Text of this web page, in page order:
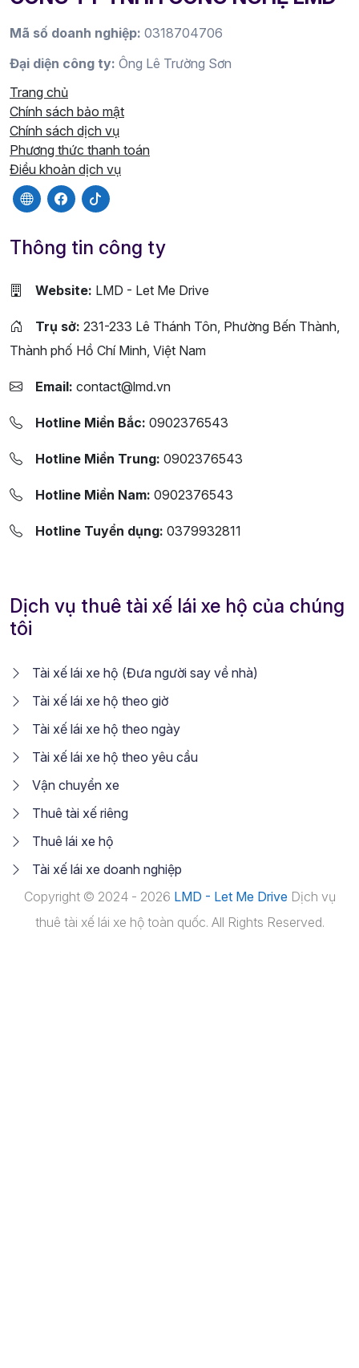
Mã số doanh nghiệp: 0318704706
Đại diện công ty: Ông Lê Trường Sơn
Trang chủ
Chính sách bảo mật
Chính sách dịch vụ
Phương thức thanh toán
Điều khoản dịch vụ
Thông tin công ty
Website: LMD - Let Me Drive
Trụ sở: 231-233 Lê Thánh Tôn, Phường Bến Thành,
Thành phố Hồ Chí Minh, Việt Nam
Email: contact@lmd.vn
Hotline Miền Bắc: 0902376543
Hotline Miền Trung: 0902376543
Hotline Miền Nam: 0902376543
Hotline Tuyển dụng: 0379932811
Dịch vụ thuê tài xế lái xe hộ của chúng
tôi
Tài xế lái xe hộ (Đưa người say về nhà)
Tài xế lái xe hộ theo giờ
Tài xế lái xe hộ theo ngày
Tài xế lái xe hộ theo yêu cầu
Vận chuyển xe
Thuê tài xế riêng
Thuê lái xe hộ
Tài xế lái xe doanh nghiệp
Copyright © 2024 - 2026 LMD - Let Me Drive Dịch vụ
thuê tài xế lái xe hộ toàn quốc. All Rights Reserved.